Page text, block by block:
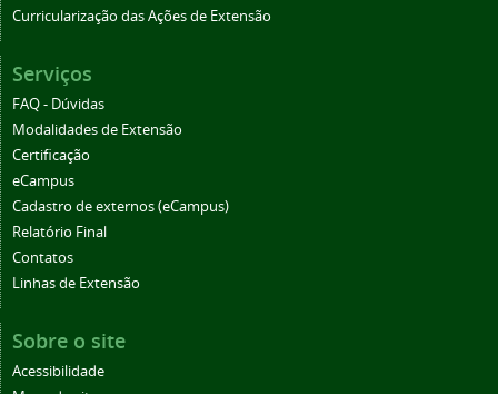
Curricularização das Ações de Extensão
Serviços
FAQ - Dúvidas
Modalidades de Extensão
Certificação
eCampus
Cadastro de externos (eCampus)
Relatório Final
Contatos
Linhas de Extensão
Sobre o site
Acessibilidade